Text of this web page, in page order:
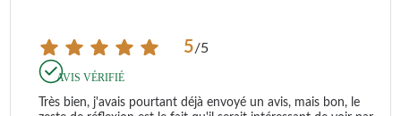
5/5
AVIS VÉRIFIÉ
Très bien, j'avais pourtant déjà envoyé un avis, mais bon, le